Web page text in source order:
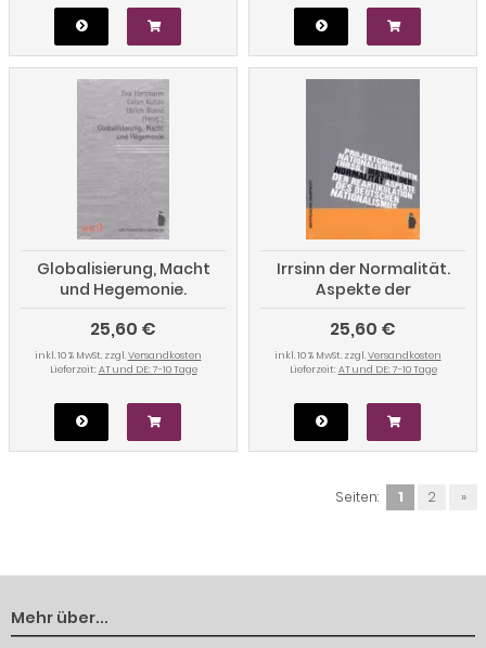
Globalisierung, Macht
und Hegemonie.
Perspektiven einer
kritischen Internationalen
Politischen Ökonomie
25,60 €
inkl. 10 % MwSt. zzgl.Versandkosten
Lieferzeit: AT und DE: 7-10 Tage
Irrsinn der Normalität.
Aspekte der
Reartikulation des
deutschen Nationalismus
25,60 €
inkl. 10 % MwSt. zzgl.Versandkosten
Lieferzeit: AT und DE: 7-10 Tage
Seiten: 1 2 »
Mehr über...